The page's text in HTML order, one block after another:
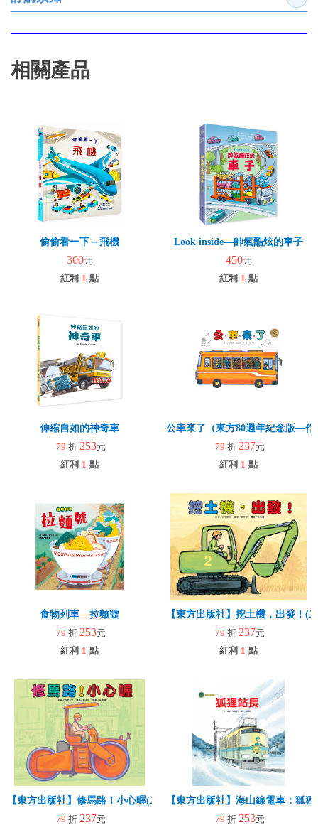
展開
相關產品
偷偷看一下－飛機
360元
紅利 1 點
Look inside—帥氣酷炫的車子
450元
紅利 1 點
伸縮自如的神奇車
79 折 253元
紅利 1 點
公車來了（東方80週年紀念版—作
79 折 237元
紅利 1 點
食物列車—拉麵號
79 折 253元
紅利 1 點
【東方出版社】挖土機，出發！(
79 折 237元
紅利 1 點
【東方出版社】修馬路！小心喔(二版)
79 折 237元
【東方出版社】海山線電車：狐
79 折 253元